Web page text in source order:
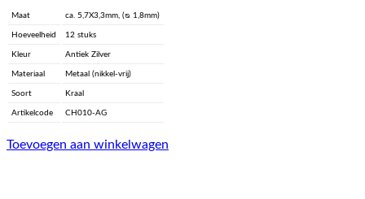
Maat ca. 5,7X3,3mm, (ᴓ 1,8mm)
Hoeveelheid 12 stuks
Kleur Antiek Zilver
Materiaal Metaal (nikkel-vrij)
Soort Kraal
Artikelcode CH010-AG
Toevoegen aan winkelwagen